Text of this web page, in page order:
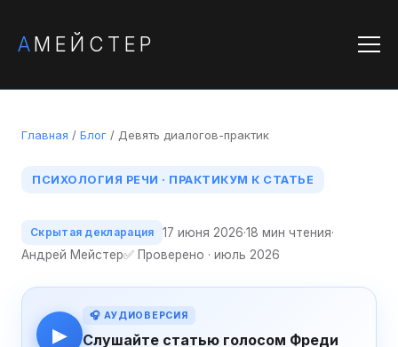
АМЕЙСТЕР
Главная / Блог / Девять диалогов-практик
ПСИХОЛОГИЯ РЕЧИ · ПРАКТИКУМ К СТАТЬЕ
Скрытая декларация 17 июня 2026·18 мин чтения·
Андрей Мейстер✅ Проверено · июль 2026
▶
🎧 АУДИОВЕРСИЯ
Слушайте статью голосом Фреди